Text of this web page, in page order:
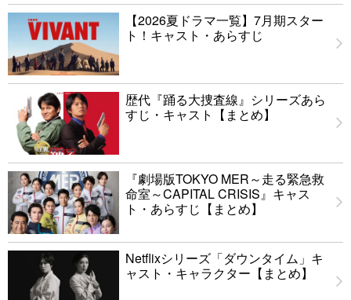
【2026夏ドラマ一覧】7月期スター
ト！キャスト・あらすじ
歴代『踊る大捜査線』シリーズあら
すじ・キャスト【まとめ】
『劇場版TOKYO MER～走る緊急救
命室～CAPITAL CRISIS』キャス
ト・あらすじ【まとめ】
Netflixシリーズ「ダウンタイム」キ
ャスト・キャラクター【まとめ】